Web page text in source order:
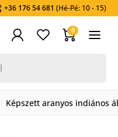
+36 176 54 681 (Hé-Pé: 10 - 15)
0
Képszett aranyos indiános